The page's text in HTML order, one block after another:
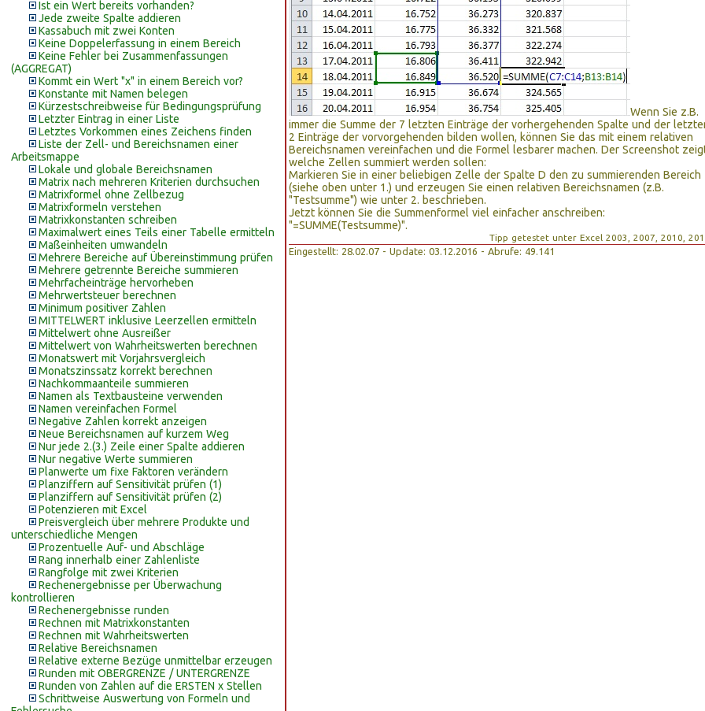
Ist ein Wert bereits vorhanden?
Jede zweite Spalte addieren
Kassabuch mit zwei Konten
Keine Doppelerfassung in einem Bereich
Keine Fehler bei Zusammenfassungen
(AGGREGAT)
Kommt ein Wert "x" in einem Bereich vor?
Konstante mit Namen belegen
Kürzestschreibweise für Bedingungsprüfung
Letzter Eintrag in einer Liste
Letztes Vorkommen eines Zeichens finden
Liste der Zell- und Bereichsnamen einer
Arbeitsmappe
Lokale und globale Bereichsnamen
Matrix nach mehreren Kriterien durchsuchen
Matrixformel ohne Zellbezug
Matrixformeln verstehen
Matrixkonstanten schreiben
Maximalwert eines Teils einer Tabelle ermitteln
Maßeinheiten umwandeln
Mehrere Bereiche auf Übereinstimmung prüfen
Mehrere getrennte Bereiche summieren
Mehrfacheinträge hervorheben
Mehrwertsteuer berechnen
Minimum positiver Zahlen
MITTELWERT inklusive Leerzellen ermitteln
Mittelwert ohne Ausreißer
Mittelwert von Wahrheitswerten berechnen
Monatswert mit Vorjahrsvergleich
Monatszinssatz korrekt berechnen
Nachkommaanteile summieren
Namen als Textbausteine verwenden
Namen vereinfachen Formel
Negative Zahlen korrekt anzeigen
Neue Bereichsnamen auf kurzem Weg
Nur jede 2.(3.) Zeile einer Spalte addieren
Nur negative Werte summieren
Planwerte um fixe Faktoren verändern
Planziffern auf Sensitivität prüfen (1)
Planziffern auf Sensitivität prüfen (2)
Potenzieren mit Excel
Preisvergleich über mehrere Produkte und
unterschiedliche Mengen
Prozentuelle Auf- und Abschläge
Rang innerhalb einer Zahlenliste
Rangfolge mit zwei Kriterien
Rechenergebnisse per Überwachung
kontrollieren
Rechenergebnisse runden
Rechnen mit Matrixkonstanten
Rechnen mit Wahrheitswerten
Relative Bereichsnamen
Relative externe Bezüge unmittelbar erzeugen
Runden mit OBERGRENZE / UNTERGRENZE
Runden von Zahlen auf die ERSTEN x Stellen
Schrittweise Auswertung von Formeln und
Wenn Sie z.B.
immer die Summe der 7 letzten Einträge der vorhergehenden Spalte und der
2 Einträge der vorvorgehenden bilden wollen, können Sie das mit einem relativen
Bereichsnamen vereinfachen und die Formel lesbarer machen. Der Screenshot
welche Zellen summiert werden sollen:
Markieren Sie in einer beliebigen Zelle der Spalte D den zu summierenden Bereich
(siehe oben unter 1.) und erzeugen Sie einen relativen Bereichsnamen (z.B.
"Testsumme") wie unter 2. beschrieben.
Jetzt können Sie die Summenformel viel einfacher anschreiben:
"=SUMME(Testsumme)".
Tipp getestet unter Excel 2003, 2007, 2010,
Eingestellt: 28.02.07 - Update: 03.12.2016 - Abrufe: 49.141